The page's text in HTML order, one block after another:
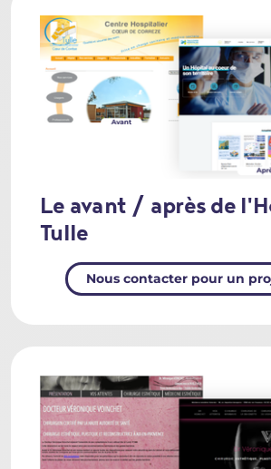
Le avant / après de
Tulle
Nous contacter pour un